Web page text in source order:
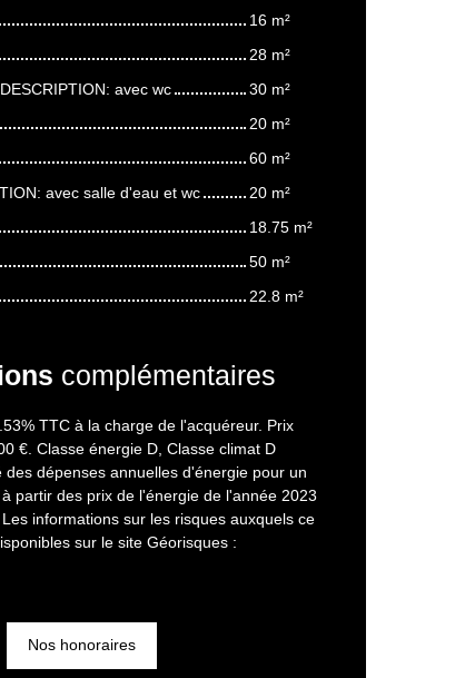
16 m²
28 m²
avec wc
30 m²
20 m²
60 m²
avec salle d'eau et wc
20 m²
18.75 m²
50 m²
22.8 m²
complémentaires
TTC à la charge de l'acquéreur. Prix
€. Classe énergie D, Classe climat D
des dépenses annuelles d'énergie pour un
partir des prix de l'énergie de l'année 2023
informations sur les risques auxquels ce
sur le site Géorisques :
Nos honoraires